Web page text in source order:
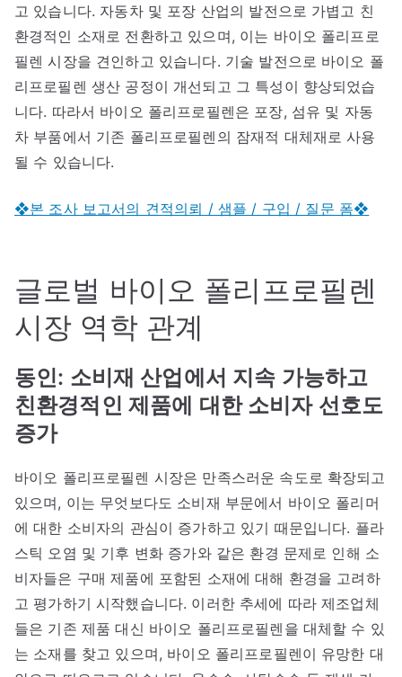
고 있습니다. 자동차 및 포장 산업의 발전으로 가볍고 친
환경적인 소재로 전환하고 있으며, 이는 바이오 폴리프로
필렌 시장을 견인하고 있습니다. 기술 발전으로 바이오 폴
리프로필렌 생산 공정이 개선되고 그 특성이 향상되었습
니다. 따라서 바이오 폴리프로필렌은 포장, 섬유 및 자동
차 부품에서 기존 폴리프로필렌의 잠재적 대체재로 사용
될 수 있습니다.
❖본 조사 보고서의 견적의뢰 / 샘플 / 구입 / 질문 폼❖
글로벌 바이오 폴리프로필렌
시장 역학 관계
동인: 소비재 산업에서 지속 가능하고
친환경적인 제품에 대한 소비자 선호도
증가
바이오 폴리프로필렌 시장은 만족스러운 속도로 확장되고
있으며, 이는 무엇보다도 소비재 부문에서 바이오 폴리머
에 대한 소비자의 관심이 증가하고 있기 때문입니다. 플라
스틱 오염 및 기후 변화 증가와 같은 환경 문제로 인해 소
비자들은 구매 제품에 포함된 소재에 대해 환경을 고려하
고 평가하기 시작했습니다. 이러한 추세에 따라 제조업체
들은 기존 제품 대신 바이오 폴리프로필렌을 대체할 수 있
는 소재를 찾고 있으며, 바이오 폴리프로필렌이 유망한 대